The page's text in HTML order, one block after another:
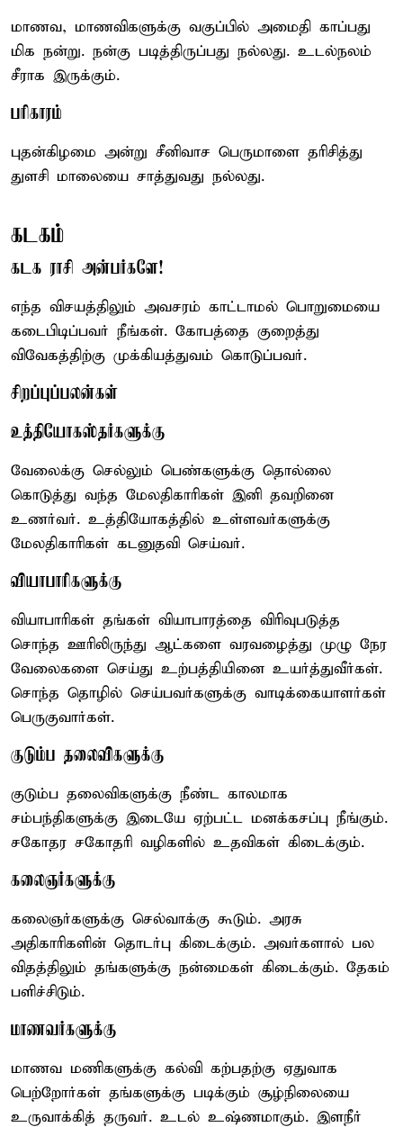
மாணவ, மாணவிகளுக்கு வகுப்பில் அமைதி காப்பது
மிக நன்று. நன்கு படித்திருப்பது நல்லது. உடல்நலம்
சீராக இருக்கும்.
பரிகாரம்
புதன்கிழமை அன்று சீனிவாச பெருமாளை தரிசித்து
துளசி மாலையை சாத்துவது நல்லது.
கடகம்
கடக ராசி அன்பர்களே!
எந்த விசயத்திலும் அவசரம் காட்டாமல் பொறுமையை
கடைபிடிப்பவர் நீங்கள். கோபத்தை குறைத்து
விவேகத்திற்கு முக்கியத்துவம் கொடுப்பவர்.
சிறப்புப்பலன்கள்
உத்தியோகஸ்தர்களுக்கு
வேலைக்கு செல்லும் பெண்களுக்கு தொல்லை
கொடுத்து வந்த மேலதிகாரிகள் இனி தவறினை
உணர்வர். உத்தியோகத்தில் உள்ளவர்களுக்கு
மேலதிகாரிகள் கடனுதவி செய்வர்.
வியாபாரிகளுக்கு
வியாபாரிகள் தங்கள் வியாபாரத்தை விரிவுபடுத்த
சொந்த ஊரிலிருந்து ஆட்களை வரவழைத்து முழு நேர
வேலைகளை செய்து உற்பத்தியினை உயர்த்துவீர்கள்.
சொந்த தொழில் செய்பவர்களுக்கு வாடிக்கையாளர்கள்
பெருகுவார்கள்.
குடும்ப தலைவிகளுக்கு
குடும்ப தலைவிகளுக்கு நீண்ட காலமாக
சம்பந்திகளுக்கு இடையே ஏற்பட்ட மனக்கசப்பு நீங்கும்.
சகோதர சகோதரி வழிகளில் உதவிகள் கிடைக்கும்.
கலைஞர்களுக்கு
கலைஞர்களுக்கு செல்வாக்கு கூடும். அரசு
அதிகாரிகளின் தொடர்பு கிடைக்கும். அவர்களால் பல
விதத்திலும் தங்களுக்கு நன்மைகள் கிடைக்கும். தேகம்
பளிச்சிடும்.
மாணவர்களுக்கு
மாணவ மணிகளுக்கு கல்வி கற்பதற்கு ஏதுவாக
பெற்றோர்கள் தங்களுக்கு படிக்கும் சூழ்நிலையை
உருவாக்கித் தருவர். உடல் உஷ்ணமாகும். இளநீர்